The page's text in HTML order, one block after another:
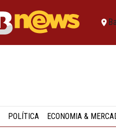
POLÍTICA ECONOMIA &